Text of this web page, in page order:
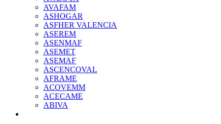
AVAFAM
ASHOGAR
ASFHER VALENCIA
ASEREM
ASENMAF
ASEMET
ASEMAF
ASCENCOVAL
AFRAME
ACOVEMM
ACECAME
ABIVA